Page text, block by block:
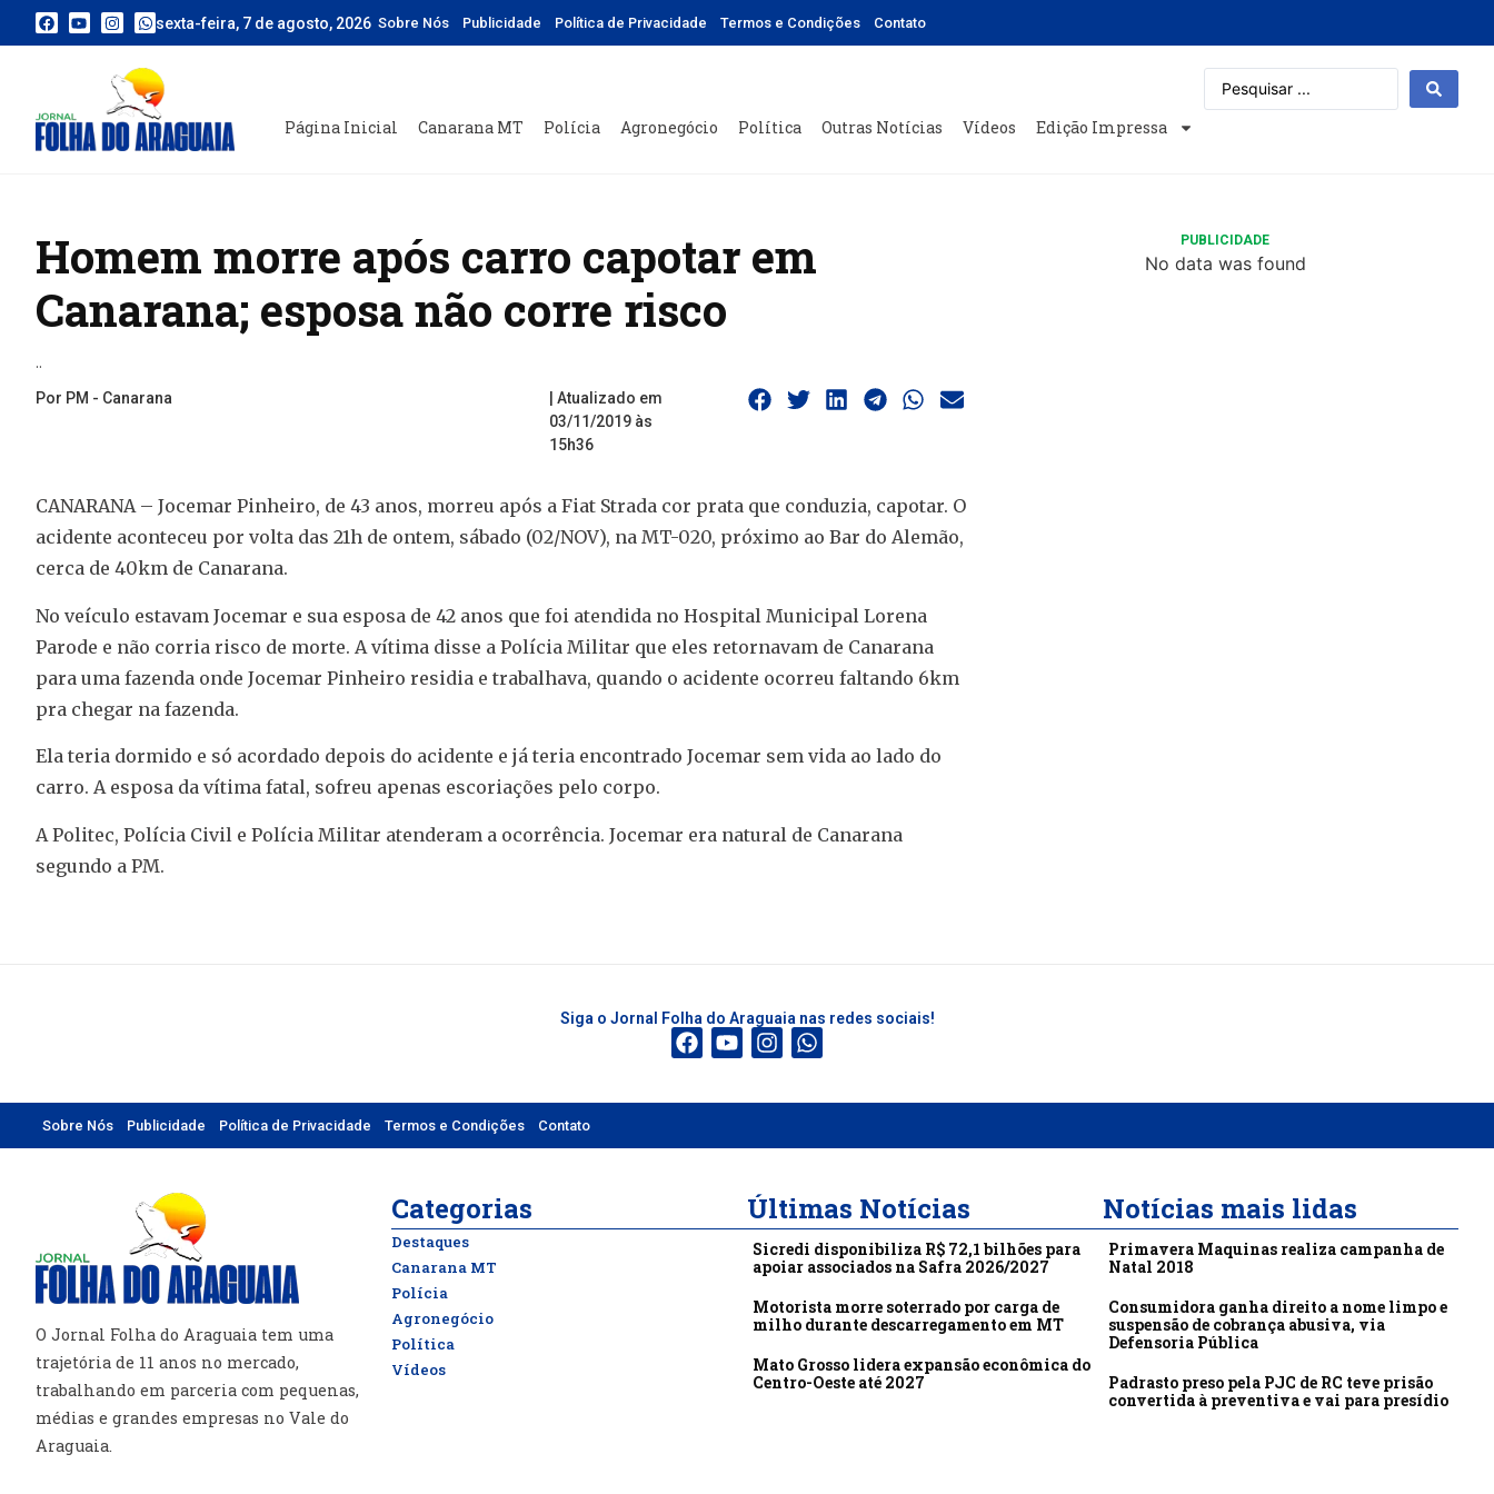
sexta-feira, 7 de agosto, 2026 Sobre Nós Publicidade Política de Privacidade Termos e Condições Contato
Página Inicial Canarana MT Polícia Agronegócio Política Outras Notícias Vídeos Edição Impressa
Homem morre após carro capotar em
Canarana; esposa não corre risco
..
Por PM - Canarana
| Atualizado em
03/11/2019 às
15h36
CANARANA – Jocemar Pinheiro, de 43 anos, morreu após a Fiat Strada cor prata que conduzia, capotar. O
acidente aconteceu por volta das 21h de ontem, sábado (02/NOV), na MT-020, próximo ao Bar do Alemão,
cerca de 40km de Canarana.
No veículo estavam Jocemar e sua esposa de 42 anos que foi atendida no Hospital Municipal Lorena
Parode e não corria risco de morte. A vítima disse a Polícia Militar que eles retornavam de Canarana
para uma fazenda onde Jocemar Pinheiro residia e trabalhava, quando o acidente ocorreu faltando 6km
pra chegar na fazenda.
Ela teria dormido e só acordado depois do acidente e já teria encontrado Jocemar sem vida ao lado do
carro. A esposa da vítima fatal, sofreu apenas escoriações pelo corpo.
A Politec, Polícia Civil e Polícia Militar atenderam a ocorrência. Jocemar era natural de Canarana
segundo a PM.
PUBLICIDADE
No data was found
Siga o Jornal Folha do Araguaia nas redes sociais!
Sobre Nós Publicidade Política de Privacidade Termos e Condições Contato
O Jornal Folha do Araguaia tem uma
trajetória de 11 anos no mercado,
trabalhando em parceria com pequenas,
médias e grandes empresas no Vale do
Araguaia.
Categorias
Destaques
Canarana MT
Polícia
Agronegócio
Política
Vídeos
Últimas Notícias
Sicredi disponibiliza R$ 72,1 bilhões para
apoiar associados na Safra 2026/2027
Motorista morre soterrado por carga de
milho durante descarregamento em MT
Mato Grosso lidera expansão econômica do
Centro-Oeste até 2027
Notícias mais lidas
Primavera Maquinas realiza campanha de
Natal 2018
Consumidora ganha direito a nome limpo e
suspensão de cobrança abusiva, via
Defensoria Pública
Padrasto preso pela PJC de RC teve prisão
convertida à preventiva e vai para presídio